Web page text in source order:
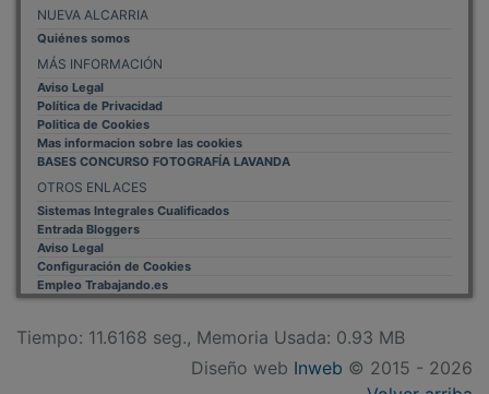
NUEVA ALCARRIA
Quiénes somos
MÁS INFORMACIÓN
Aviso Legal
Política de Privacidad
Politica de Cookies
Mas informacion sobre las cookies
BASES CONCURSO FOTOGRAFÍA LAVANDA
OTROS ENLACES
Sistemas Integrales Cualificados
Entrada Bloggers
Aviso Legal
Configuración de Cookies
Empleo Trabajando.es
Tiempo: 11.6168 seg., Memoria Usada: 0.93 MB
Diseño web Inweb © 2015 - 2026